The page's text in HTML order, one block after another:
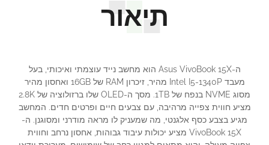
תיאור
ה-Asus VivoBook 15X הוא מחשב נייד עוצמתי ואיכותי, בעל
מעבד Intel I5-1340P מהיר, זיכרון RAM של 16GB ואחסון מהיר
מסוג NVME בנפח של 1TB. מסך ה-OLED שלו ברזולוציה של 2.8K
מציע חווית צפייה מרהיבה, עם צבעים חיים ופרטים חדים. המחשב
מגיע בצבע כסף אלגנטי, מה שמעניק לו מראה מודרני ומסוגנן. ה-
VivoBook 15X מציע יכולות עיבוד גבוהות, אחסון נרחב וחווית